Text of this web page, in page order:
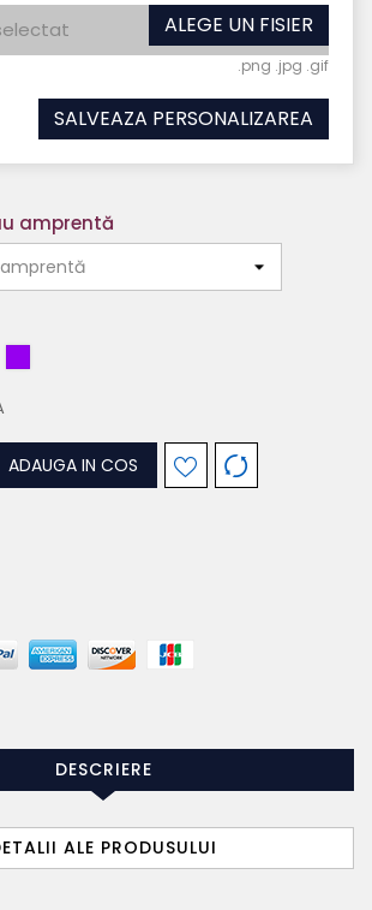
ALEGE UN FISIER
.png .jpg .gif
SALVEAZA PERSONALIZAREA
amprentă
ADAUGA IN COS
DESCRIERE
ALE PRODUSULUI